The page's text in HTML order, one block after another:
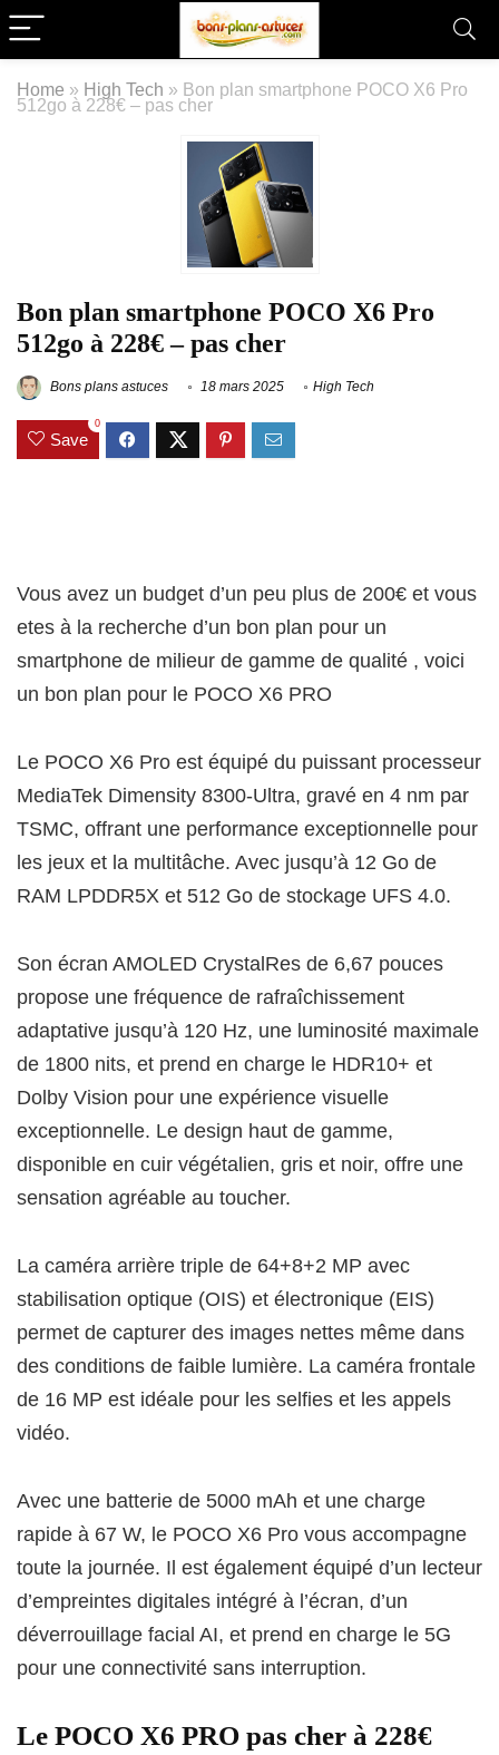
Home » High Tech » Bon plan smartphone POCO X6 Pro
512go à 228€ – pas cher
Bon plan smartphone POCO X6 Pro
512go à 228€ – pas cher
Bons plans astuces 18 mars 2025 High Tech
Save
0
Vous avez un budget d’un peu plus de 200€ et vous
etes à la recherche d’un bon plan pour un
smartphone de milieur de gamme de qualité , voici
un bon plan pour le POCO X6 PRO
Le POCO X6 Pro est équipé du puissant processeur
MediaTek Dimensity 8300-Ultra, gravé en 4 nm par
TSMC, offrant une performance exceptionnelle pour
les jeux et la multitâche. Avec jusqu’à 12 Go de
RAM LPDDR5X et 512 Go de stockage UFS 4.0.
Son écran AMOLED CrystalRes de 6,67 pouces
propose une fréquence de rafraîchissement
adaptative jusqu’à 120 Hz, une luminosité maximale
de 1800 nits, et prend en charge le HDR10+ et
Dolby Vision pour une expérience visuelle
exceptionnelle. Le design haut de gamme,
disponible en cuir végétalien, gris et noir, offre une
sensation agréable au toucher.
La caméra arrière triple de 64+8+2 MP avec
stabilisation optique (OIS) et électronique (EIS)
permet de capturer des images nettes même dans
des conditions de faible lumière. La caméra frontale
de 16 MP est idéale pour les selfies et les appels
vidéo.
Avec une batterie de 5000 mAh et une charge
rapide à 67 W, le POCO X6 Pro vous accompagne
toute la journée. Il est également équipé d’un lecteur
d’empreintes digitales intégré à l’écran, d’un
déverrouillage facial AI, et prend en charge le 5G
pour une connectivité sans interruption.
Le POCO X6 PRO pas cher à 228€